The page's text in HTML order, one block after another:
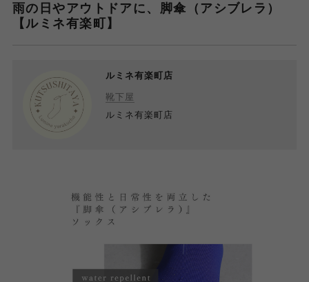
雨の日やアウトドアに、脚傘（アシブレラ）
【ルミネ有楽町】
ルミネ有楽町店
靴下屋
ルミネ有楽町店